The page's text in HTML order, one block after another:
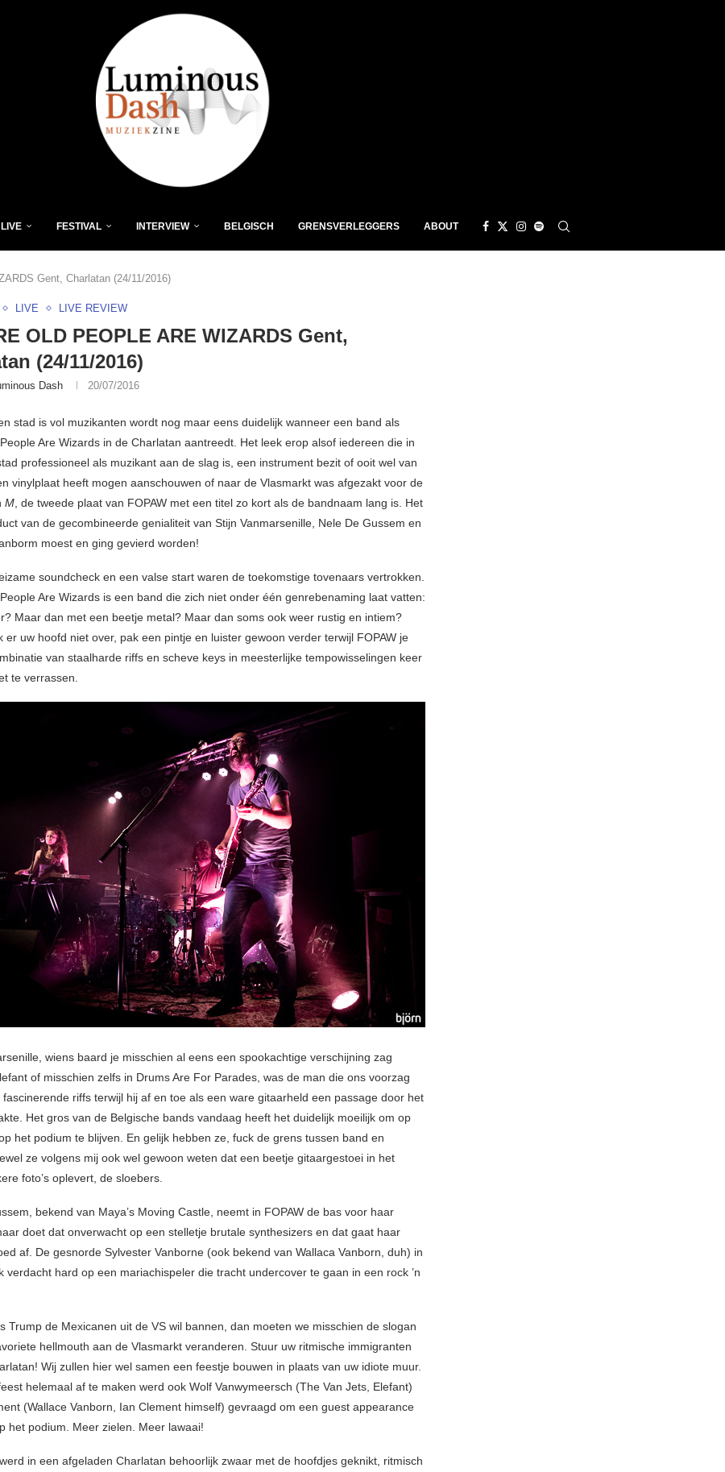
LIVE FESTIVAL INTERVIEW BELGISCH GRENSVERLEGGERS ABOUT
Gent, Charlatan (24/11/2016)
LIVE LIVE REVIEW
OLD PEOPLE ARE WIZARDS Gent,
(24/11/2016)
Dash 20/07/2016
stad is vol muzikanten wordt nog maar eens duidelijk wanneer een band als
Are Wizards in de Charlatan aantreedt. Het leek erop alsof iedereen die in
professioneel als muzikant aan de slag is, een instrument bezit of ooit wel van
vinylplaat heeft mogen aanschouwen of naar de Vlasmarkt was afgezakt voor de
M, de tweede plaat van FOPAW met een titel zo kort als de bandnaam lang is. Het
van de gecombineerde genialiteit van Stijn Vanmarsenille, Nele De Gussem en
moest en ging gevierd worden!
soundcheck en een valse start waren de toekomstige tovenaars vertrokken.
Are Wizards is een band die zich niet onder één genrebenaming laat vatten:
Maar dan met een beetje metal? Maar dan soms ook weer rustig en intiem?
er uw hoofd niet over, pak een pintje en luister gewoon verder terwijl FOPAW je
van staalharde riffs en scheve keys in meesterlijke tempowisselingen keer
te verrassen.
wiens baard je misschien al eens een spookachtige verschijning zag
of misschien zelfs in Drums Are For Parades, was de man die ons voorzag
fascinerende riffs terwijl hij af en toe als een ware gitaarheld een passage door het
Het gros van de Belgische bands vandaag heeft het duidelijk moeilijk om op
het podium te blijven. En gelijk hebben ze, fuck de grens tussen band en
ze volgens mij ook wel gewoon weten dat een beetje gitaargestoei in het
foto’s oplevert, de sloebers.
bekend van Maya’s Moving Castle, neemt in FOPAW de bas voor haar
doet dat onverwacht op een stelletje brutale synthesizers en dat gaat haar
af. De gesnorde Sylvester Vanborne (ook bekend van Wallaca Vanborn, duh) in
verdacht hard op een mariachispeler die tracht undercover te gaan in een rock ’n
Trump de Mexicanen uit de VS wil bannen, dan moeten we misschien de slogan
hellmouth aan de Vlasmarkt veranderen. Stuur uw ritmische immigranten
Wij zullen hier wel samen een feestje bouwen in plaats van uw idiote muur.
helemaal af te maken werd ook Wolf Vanwymeersch (The Van Jets, Elefant)
(Wallace Vanborn, Ian Clement himself) gevraagd om een guest appearance
het podium. Meer zielen. Meer lawaai!
in een afgeladen Charlatan behoorlijk zwaar met de hoofdjes geknikt, ritmisch